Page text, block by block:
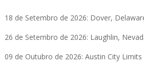
18 de Setembro de 2026: Dover,
26 de Setembro de 2026: Laughlin,
09 de Outubro de 2026: Austin City